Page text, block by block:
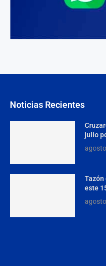
Noticias Recientes
julio
Tazón
este